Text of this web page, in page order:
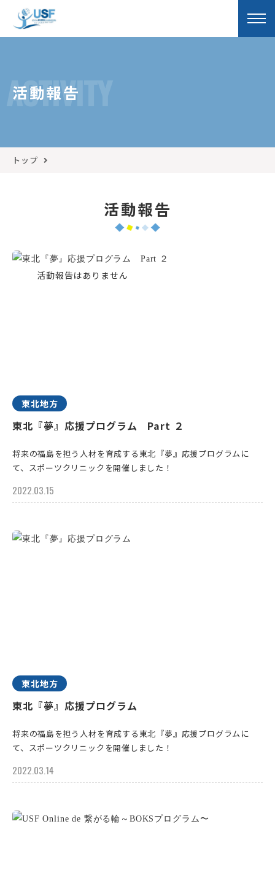
ACTIVITY
活動報告
トップ
活動報告
東北地方
東北『夢』応援プログラム Part ２
将来の福島を担う人材を育成する東北『夢』応援プログラムに
て、スポーツクリニックを開催しました！
2022.03.15
東北地方
東北『夢』応援プログラム
将来の福島を担う人材を育成する東北『夢』応援プログラムに
て、スポーツクリニックを開催しました！
2022.03.14